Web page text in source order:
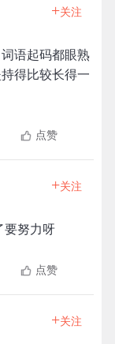
+关注
语起码都眼熟
得比较长得一
点赞
+关注
要努力呀
点赞
+关注